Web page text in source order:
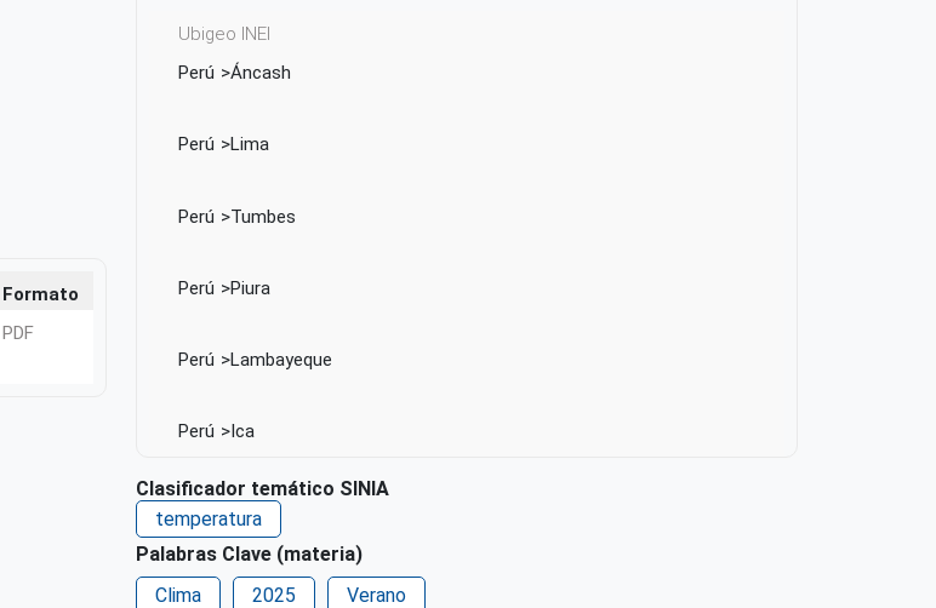
Formato
PDF
Ubigeo INEI
Perú
Áncash
Perú Lima
Perú Tumbes
Perú Piura
Perú Lambayeque
Perú Ica
Perú Arequipa
Perú Moquegua
Clasificador temático SINIA
temperatura
Palabras Clave (materia)
Clima
2025 Verano